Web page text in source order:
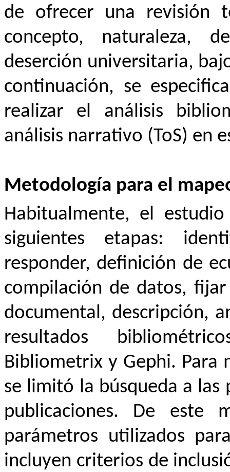
de ofrecer una revisión
concepto, naturaleza,
deserción universitaria,
continuación, se
realizar el análisis
análisis narrativo (ToS) en
Metodología para el
Habitualmente, el
siguientes etapas:
responder, definición de
compilación de datos,
documental, descripción,
resultados
Bibliometrix y Gephi. Para
se limitó la búsqueda a las
publicaciones. De
parámetros utilizados
incluyen criterios de